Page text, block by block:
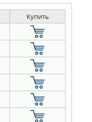
Купить